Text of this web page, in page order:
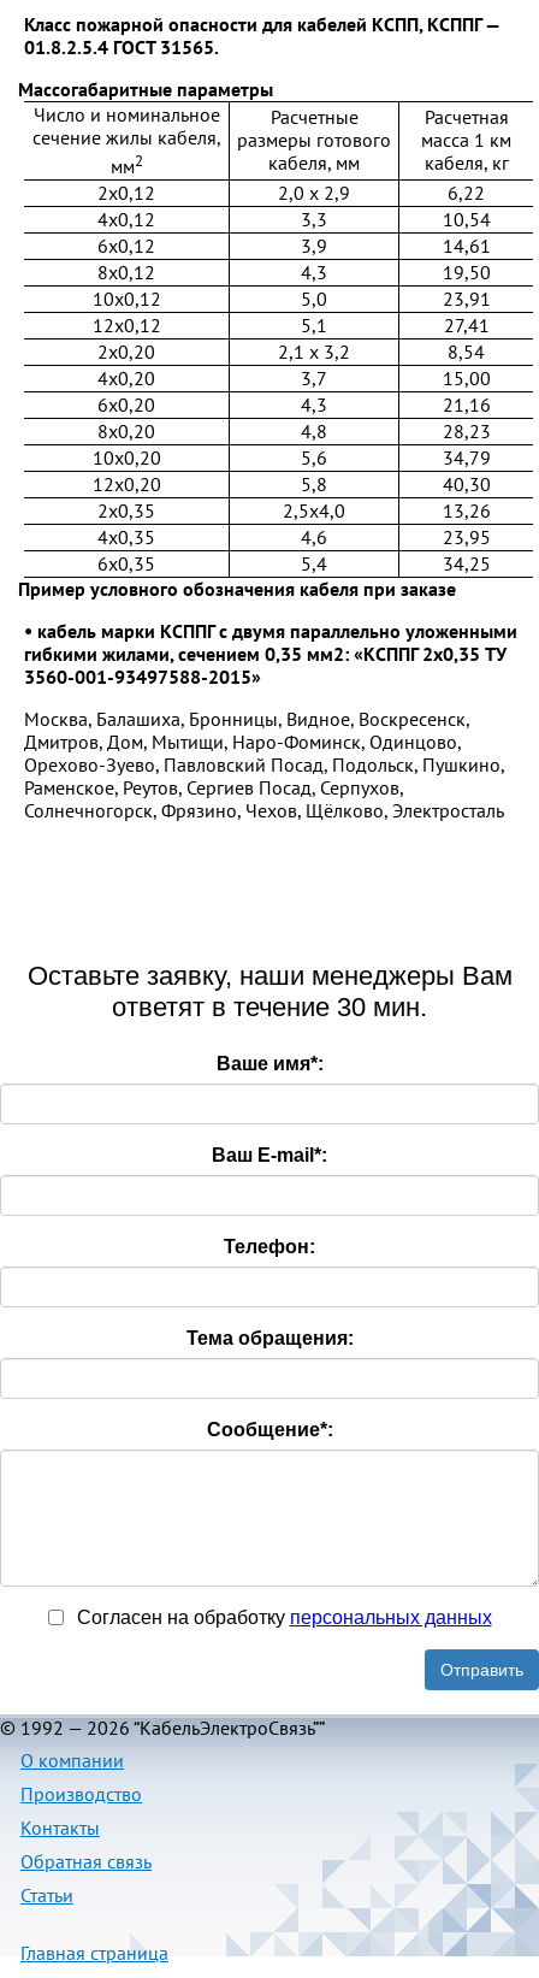
Класс пожарной опасности для кабелей КСПП, КСППГ —
01.8.2.5.4 ГОСТ 31565.
Массогабаритные параметры
Число и номинальное
сечение жилы кабеля,
мм2
Расчетные
размеры готового
кабеля, мм
Расчетная
масса 1 км
кабеля, кг
2x0,12
2,0 х 2,9
6,22
4x0,12
3,3
10,54
6x0,12
3,9
14,61
8x0,12
4,3
19,50
10x0,12
5,0
23,91
12x0,12
5,1
27,41
2x0,20
2,1 х 3,2
8,54
4x0,20
3,7
15,00
6x0,20
4,3
21,16
8x0,20
4,8
28,23
10x0,20
5,6
34,79
12x0,20
5,8
40,30
2x0,35
2,5x4,0
13,26
4x0,35
4,6
23,95
6x0,35
5,4
34,25
Пример условного обозначения кабеля при заказе
• кабель марки КСППГ с двумя параллельно уложенными
гибкими жилами, сечением 0,35 мм2: «КСППГ 2x0,35 ТУ
3560-001-93497588-2015»
Москва, Балашиха, Бронницы, Видное, Воскресенск,
Дмитров, Дом, Мытищи, Наро-Фоминск, Одинцово,
Орехово-Зуево, Павловский Посад, Подольск, Пушкино,
Раменское, Реутов, Сергиев Посад, Серпухов,
Солнечногорск, Фрязино, Чехов, Щёлково, Электросталь
Оставьте заявку, наши менеджеры Вам
ответят в течение 30 мин.
Ваше имя*:
Ваш E-mail *:
Телефон:
Тема обращения:
Сообщение*:
Согласен на обработку персональныx данных
Отправить
© 1992 — 2026 “КабельЭлектроСвязь””
О компании
Производство
Контакты
Обратная связь
Статьи
Главная страница